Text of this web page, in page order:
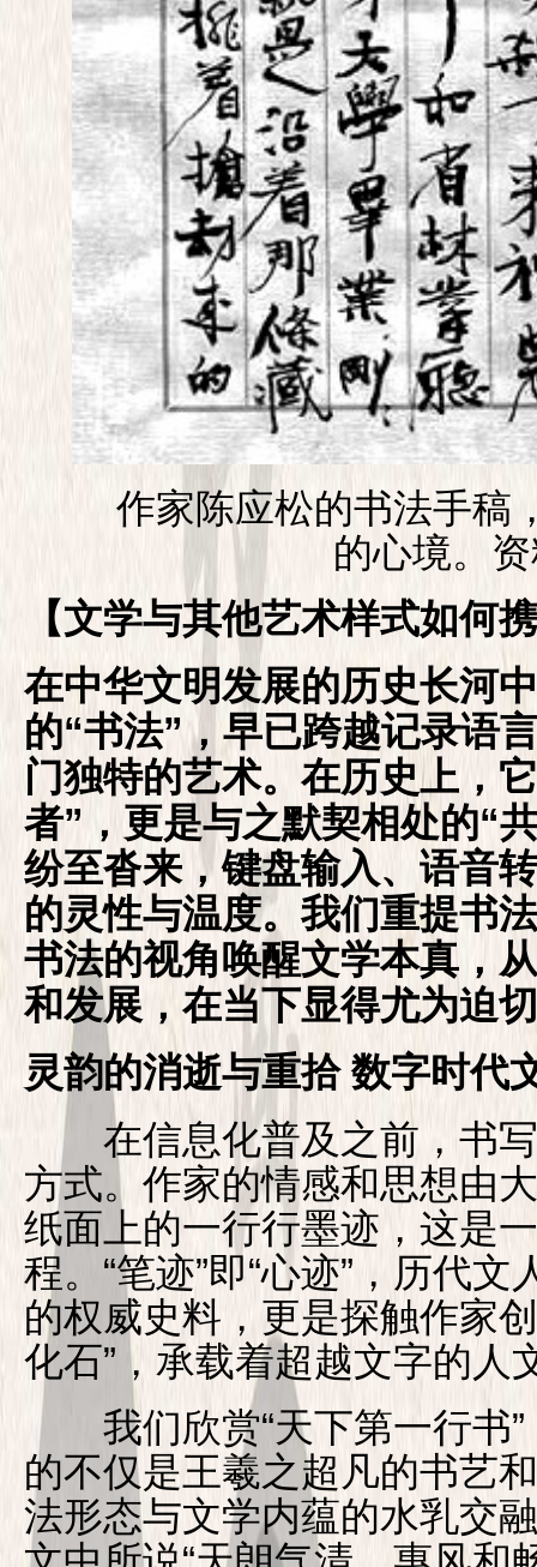
作家陈应松的书法手稿
的心境。
【文学与其他艺术样式如何
在中华文明发展的历史长河
的“书法”，早已跨越记录语
门独特的艺术。在历史上，
者”，更是与之默契相处的“
纷至沓来，键盘输入、语音
的灵性与温度。我们重提书
书法的视角唤醒文学本真，
和发展，在当下显得尤为迫
灵韵的消逝与重拾 数字时代
在信息化普及之前，书写
方式。作家的情感和思想由
纸面上的一行行墨迹，这是
程。“笔迹”即“心迹”，历代
的权威史料，更是探触作家
化石”，承载着超越文字的人
我们欣赏“天下第一行书”
的不仅是王羲之超凡的书艺
法形态与文学内蕴的水乳交